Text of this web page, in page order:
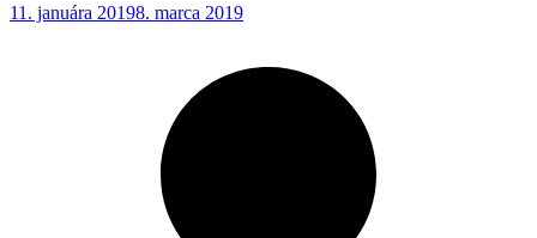
11. januára 20198. marca 2019